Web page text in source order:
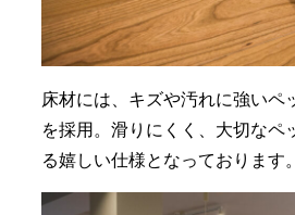
床材には、キズや汚れに強いペ
を採用。滑りにくく、大切なペ
る嬉しい仕様となっております。